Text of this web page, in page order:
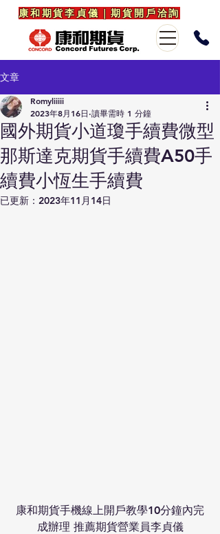
康和期貨李貞儀｜期貨開戶洽詢
文章
國外期貨小道瓊手續費微型
那斯達克期貨手續費A50手
續費小恆生手續費
Romyliiiii
2023年8月16日 讀畢需時 1 分鐘
已更新： 2023年11月14日
康和期貨手機線上開戶教學10分鐘內完
成辦理 推薦期貨營業員李貞儀